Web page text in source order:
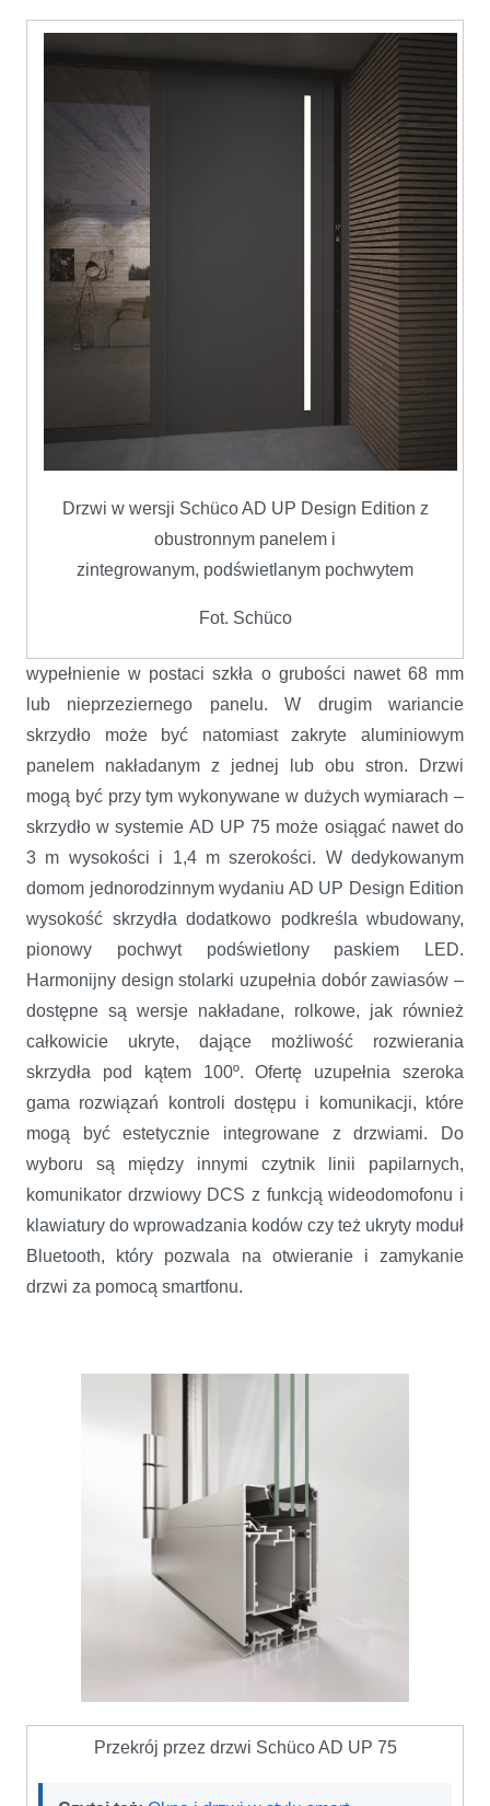
Drzwi w wersji Schüco AD UP Design Edition z
obustronnym panelem i
zintegrowanym, podświetlanym pochwytem
Fot. Schüco
wypełnienie w postaci szkła o grubości nawet 68 mm
lub nieprzeziernego panelu. W drugim wariancie
skrzydło może być natomiast zakryte aluminiowym
panelem nakładanym z jednej lub obu stron. Drzwi
mogą być przy tym wykonywane w dużych wymiarach –
skrzydło w systemie AD UP 75 może osiągać nawet do
3 m wysokości i 1,4 m szerokości. W dedykowanym
domom jednorodzinnym wydaniu AD UP Design Edition
wysokość skrzydła dodatkowo podkreśla wbudowany,
pionowy pochwyt podświetlony paskiem LED.
Harmonijny design stolarki uzupełnia dobór zawiasów –
dostępne są wersje nakładane, rolkowe, jak również
całkowicie ukryte, dające możliwość rozwierania
skrzydła pod kątem 100º. Ofertę uzupełnia szeroka
gama rozwiązań kontroli dostępu i komunikacji, które
mogą być estetycznie integrowane z drzwiami. Do
wyboru są między innymi czytnik linii papilarnych,
komunikator drzwiowy DCS z funkcją wideodomofonu i
klawiatury do wprowadzania kodów czy też ukryty moduł
Bluetooth, który pozwala na otwieranie i zamykanie
drzwi za pomocą smartfonu.
Przekrój przez drzwi Schüco AD UP 75